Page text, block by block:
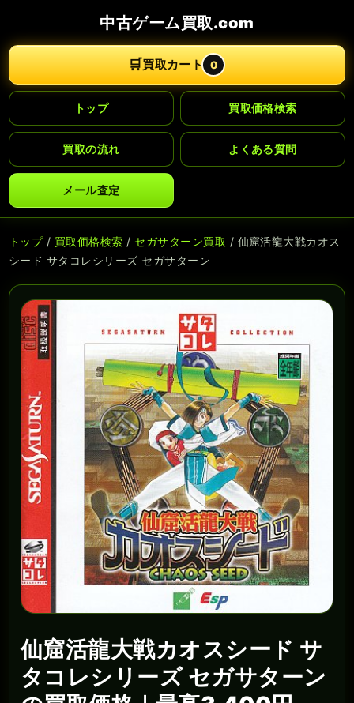
中古ゲーム買取.com
🛒買取カート 0
トップ 買取価格検索
買取の流れ よくある質問
メール査定
トップ/ 買取価格検索 / セガサターン買取 / 仙窟活龍大戦カオス
シード サタコレシリーズ セガサターン
仙窟活龍大戦カオスシード サ
タコレシリーズ セガサターン